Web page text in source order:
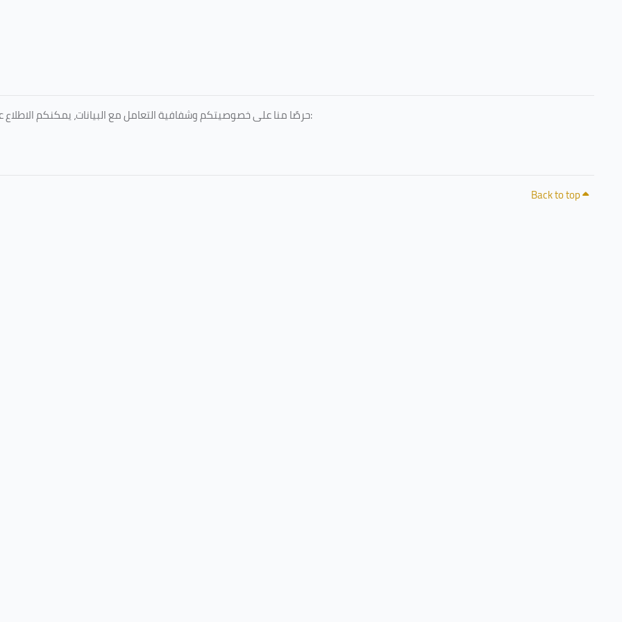
حرصًا منا على خصوصيتكم وشفافية التعامل مع البيانات، يمكنكم الاطلاع على سياسة الخصوصية المعتمدة من جامعة الطائف عبر الرابط التالي:
Back to top